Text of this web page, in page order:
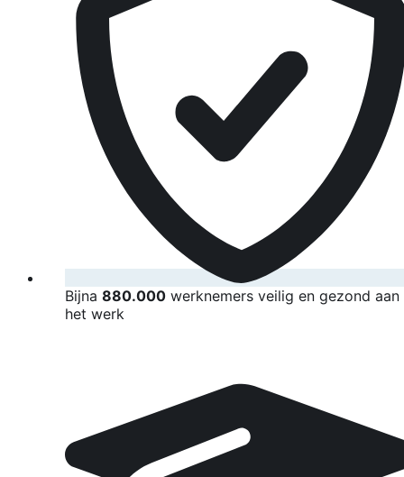
Bijna 880.000 werknemers veilig en gezond aan
het werk